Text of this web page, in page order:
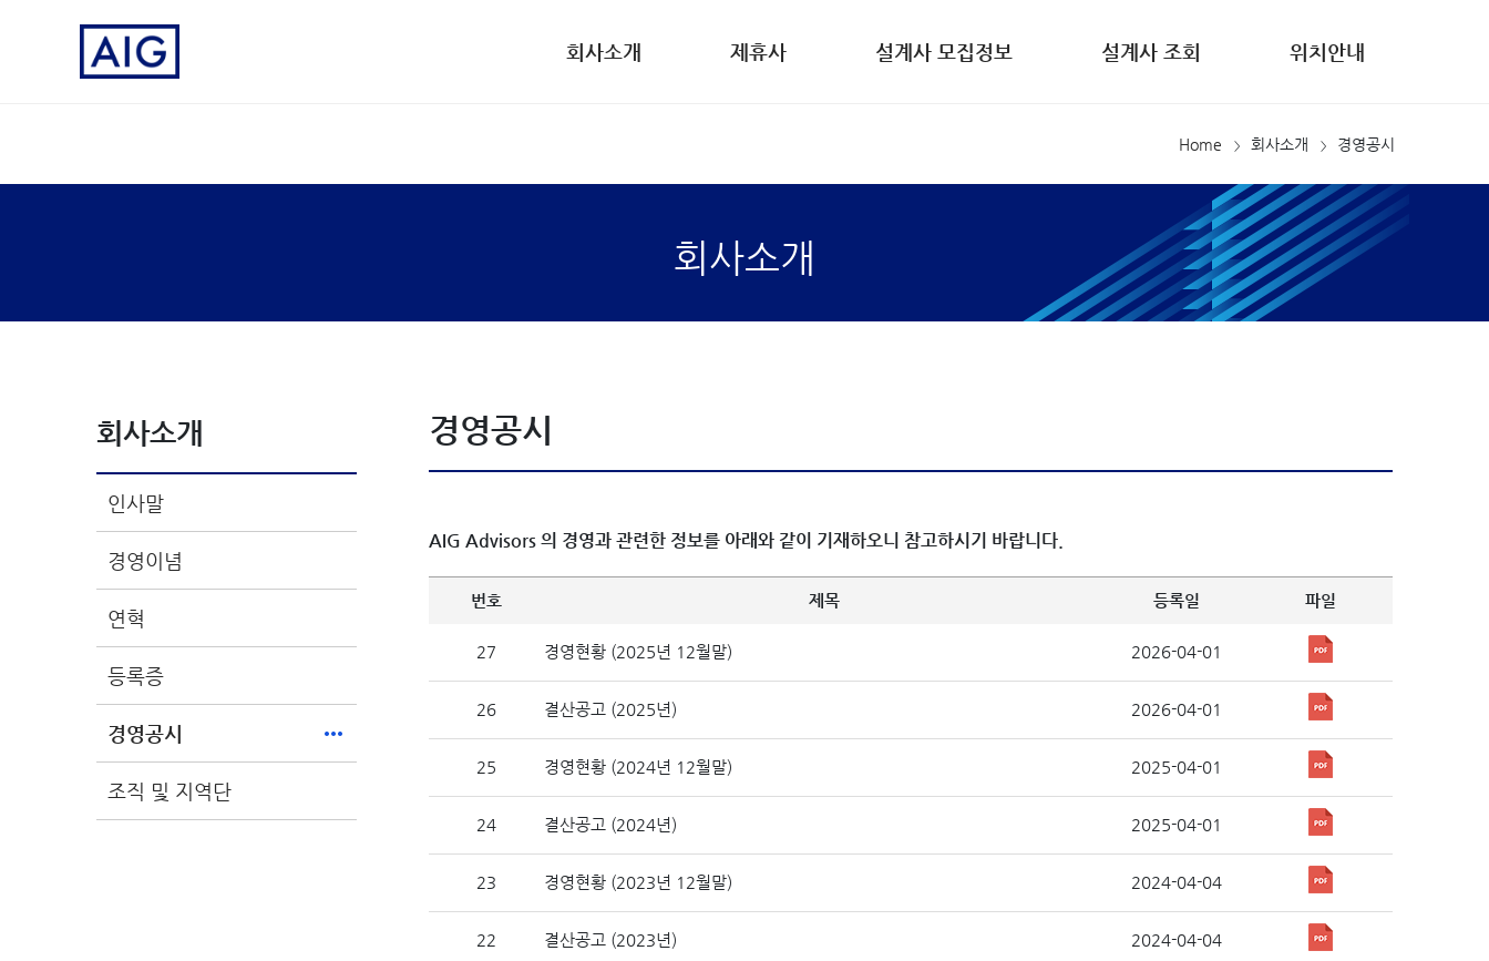
회사소개 제휴사 설계사 모집정보 설계사 조회 위치안내
Home 회사소개 경영공시
회사소개
회사소개
인사말
경영이념
연혁
등록증
경영공시
조직 및 지역단
경영공시
AIG Advisors 의 경영과 관련한 정보를 아래와 같이 기재하오니 참고하시기 바랍니다.
번호 제목 등록일 파일
27 경영현황 (2025년 12월말) 2026-04-01
26 결산공고 (2025년) 2026-04-01
25 경영현황 (2024년 12월말) 2025-04-01
24 결산공고 (2024년) 2025-04-01
23 경영현황 (2023년 12월말) 2024-04-04
22 결산공고 (2023년) 2024-04-04